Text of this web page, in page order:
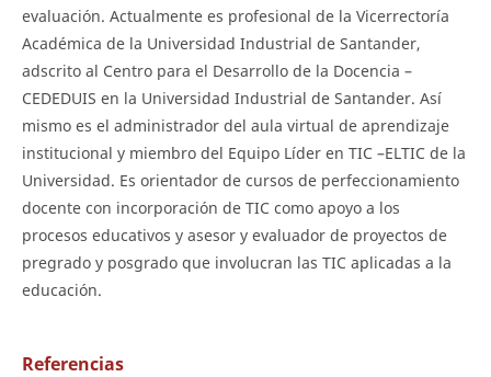
evaluación. Actualmente es profesional de la Vicerrectoría
Académica de la Universidad Industrial de Santander,
adscrito al Centro para el Desarrollo de la Docencia –
CEDEDUIS en la Universidad Industrial de Santander. Así
mismo es el administrador del aula virtual de aprendizaje
institucional y miembro del Equipo Líder en TIC –ELTIC de la
Universidad. Es orientador de cursos de perfeccionamiento
docente con incorporación de TIC como apoyo a los
procesos educativos y asesor y evaluador de proyectos de
pregrado y posgrado que involucran las TIC aplicadas a la
educación.
Referencias